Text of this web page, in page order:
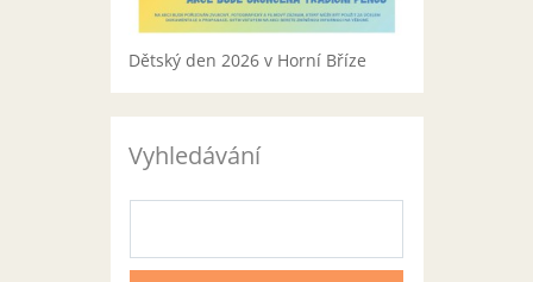
Dětský den 2026 v Horní Bříze
Vyhledávání